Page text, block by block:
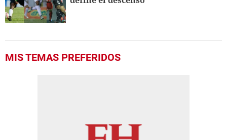
MIS TEMAS PREFERIDOS